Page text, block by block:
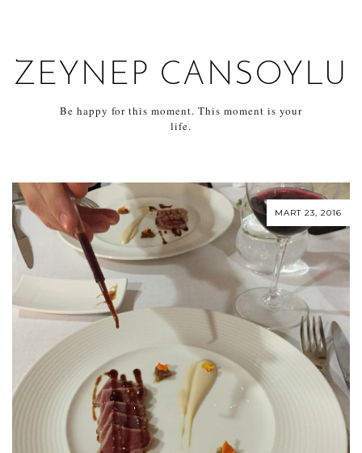
ZEYNEP CANSOYLU
Be happy for this moment. This moment is your
life.
MART 23, 2016